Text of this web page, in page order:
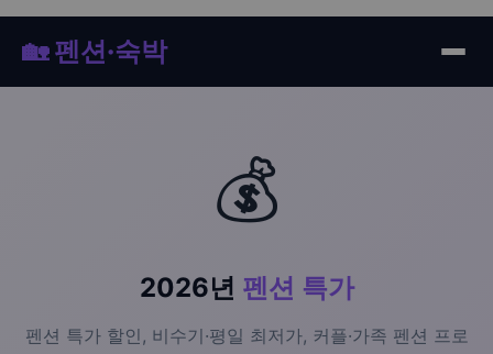
🏡 펜션·숙박
💰
2026년 펜션 특가
펜션 특가 할인, 비수기·평일 최저가, 커플·가족 펜션 프로